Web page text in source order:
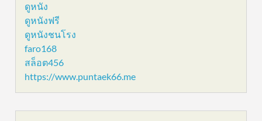
ดูหนัง
ดูหนังฟรี
ดูหนังชนโรง
faro168
สล็อต456
https://www.puntaek66.me